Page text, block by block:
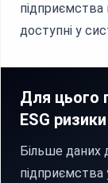
підприємства
доступні у
Для цього
ESG ризики
Більше даних
підприємства